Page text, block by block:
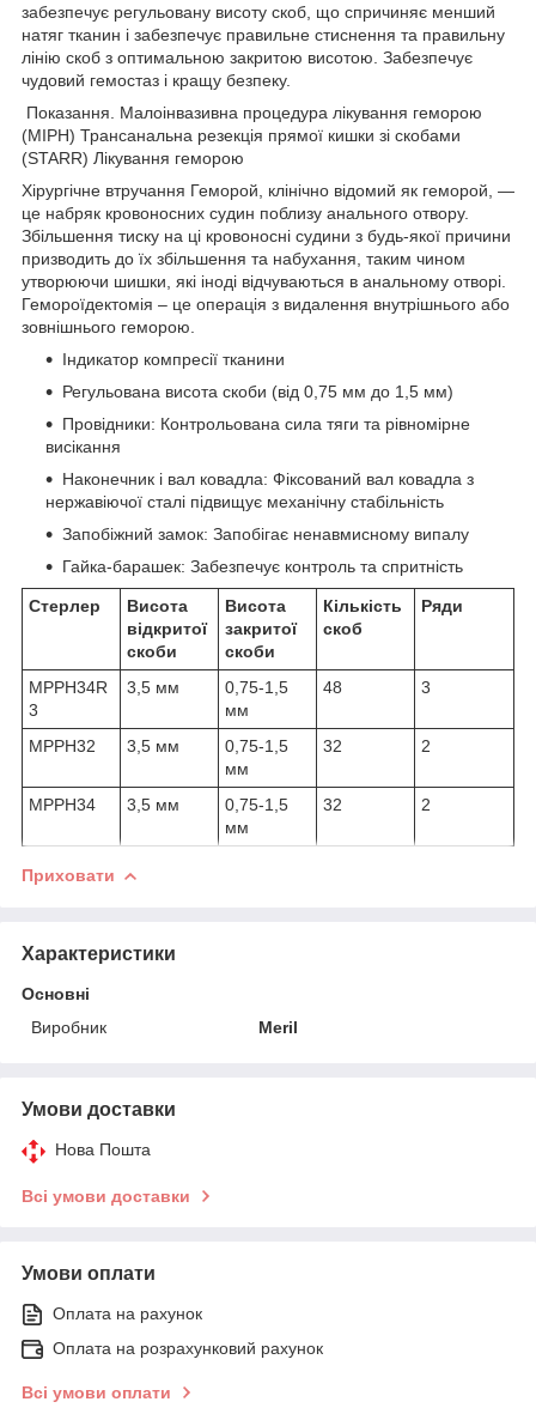
забезпечує регульовану висоту скоб, що спричиняє менший
натяг тканин і забезпечує правильне стиснення та правильну
лінію скоб з оптимальною закритою висотою. Забезпечує
чудовий гемостаз і кращу безпеку.
Показання. Малоінвазивна процедура лікування геморою
(MIPH) Трансанальна резекція прямої кишки зі скобами
(STARR) Лікування геморою
Хірургічне втручання Геморой, клінічно відомий як геморой, —
це набряк кровоносних судин поблизу анального отвору.
Збільшення тиску на ці кровоносні судини з будь-якої причини
призводить до їх збільшення та набухання, таким чином
утворюючи шишки, які іноді відчуваються в анальному отворі.
Гемороїдектомія – це операція з видалення внутрішнього або
зовнішнього геморою.
Індикатор компресії тканини
Регульована висота скоби (від 0,75 мм до 1,5 мм)
Провідники: Контрольована сила тяги та рівномірне
висікання
Наконечник і вал ковадла: Фіксований вал ковадла з
нержавіючої сталі підвищує механічну стабільність
Запобіжний замок: Запобігає ненавмисному випалу
Гайка-барашек: Забезпечує контроль та спритність
Стерлер
Висота
відкритої
скоби
Висота
закритої
скоби
Кількість
скоб
Ряди
MPPH34R
3
3,5 мм
0,75-1,5
мм
48 3
MPPH32 3,5 мм
0,75-1,5
мм
32 2
MPPH34 3,5 мм
0,75-1,5
мм
32 2
Приховати
Характеристики
Основні
Виробник
Meril
Умови доставки
Нова Пошта
Всі умови доставки
Умови оплати
Оплата на рахунок
Оплата на розрахунковий рахунок
Всі умови оплати